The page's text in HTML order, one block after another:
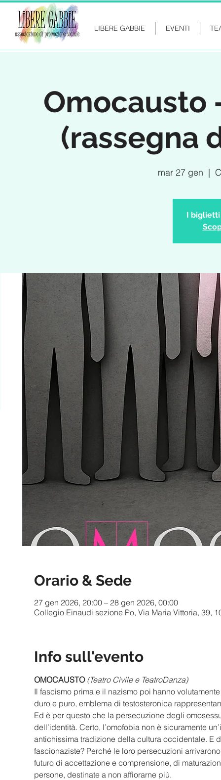
LIBERE GABBIE EVENTI
Omocausto
(rassegna
mar 27 gen
  |
I
Orario & Sede
27 gen 2026, 20:00 – 28 gen 2026, 00:00
Collegio Einaudi sezione Po, Via Maria Vittoria, 39,
Info sull'evento
OMOCAUSTO (Teatro Civile e TeatroDanza)
Il fascismo prima e il nazismo poi hanno
duro e puro, emblema di testosteronica
Ed è per questo che la persecuzione degli
dell’identità. Certo, l’omofobia non è sicuramente
antichissima tradizione della cultura occidentale.
fascionaziste? Perché le loro persecuzioni
futuro di accettazione e comprensione, di
persone, destinate a non affiorarne più.